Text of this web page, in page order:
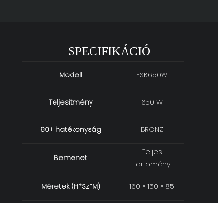
SPECIFIKÁCIÓ
Modell ESB650W
Teljesítmény 650 W
80+ hatékonyság BRONZ
Bemenet
Teljes
tartomány
Méretek (H*Sz*M) 160 × 150 × 85